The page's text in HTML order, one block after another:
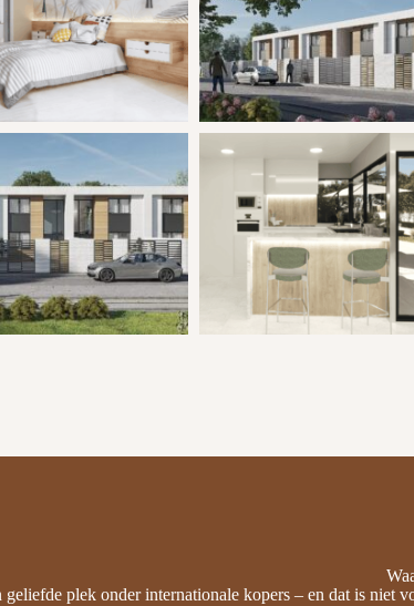
plek onder internationale kopers – en dat is niet